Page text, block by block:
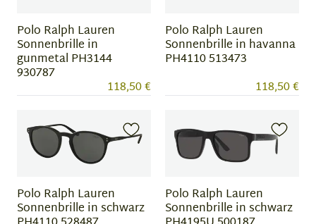
Polo Ralph Lauren
Sonnenbrille in
gunmetal PH3144
930787
118,50 €
Polo Ralph Lauren
Sonnenbrille in havanna
PH4110 513473
118,50 €
Polo Ralph Lauren
Sonnenbrille in schwarz
Polo Ralph Lauren
Sonnenbrille in schwarz